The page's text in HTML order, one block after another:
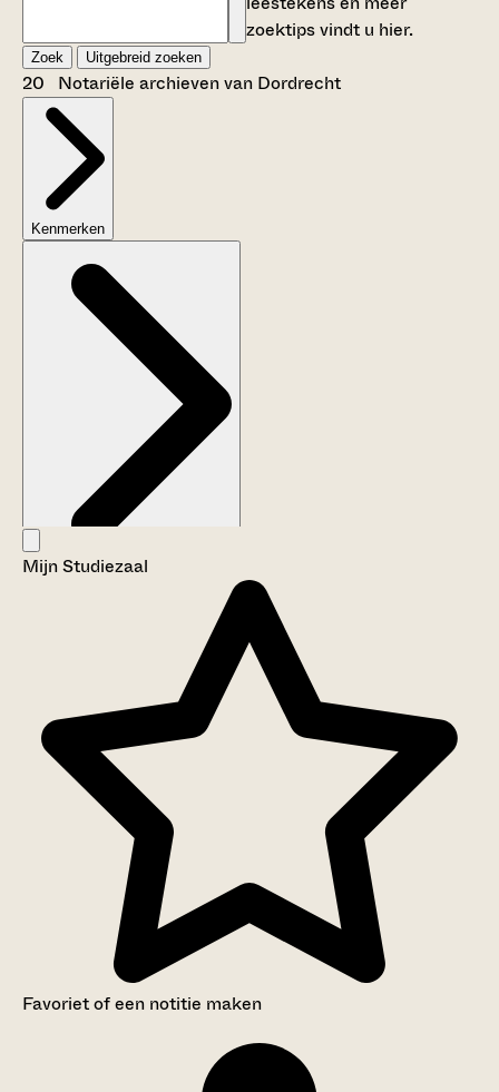
zoektips vindt u hier.
Zoek Uitgebreid zoeken
20 Notariële archieven van Dordrecht
Kenmerken
Aanwijzingen voor de gebruiker
Mijn Studiezaal
Favoriet of een notitie maken